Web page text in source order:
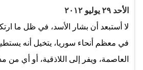
الأحد ٢٩ يوليو ٢٠١٢
لا أستبعد أن بشار الأسد، في ظل ما
في معظم أنحاء سوريا، يتخيل أنه
العاصمة، ويفر إلى اللاذقية، أو أي